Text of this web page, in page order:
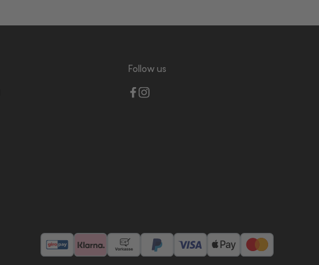
Follow us
giropay Klarna VorkassePayPalWhiteVisaWhiteApplePay